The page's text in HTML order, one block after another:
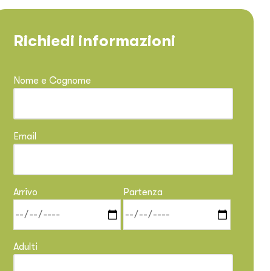
Richiedi informazioni
Nome e Cognome
Email
Arrivo Partenza
Adulti